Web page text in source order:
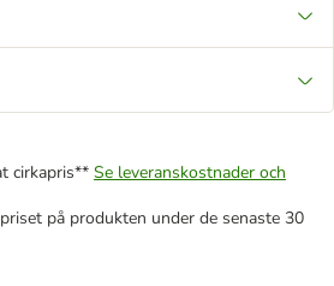
cirkapris** Se leveranskostnader och
på produkten under de senaste 30